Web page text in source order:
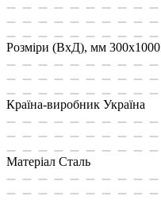
Розміри (ВxД), мм 300x1000
Країна-виробник Україна
Матеріал Сталь